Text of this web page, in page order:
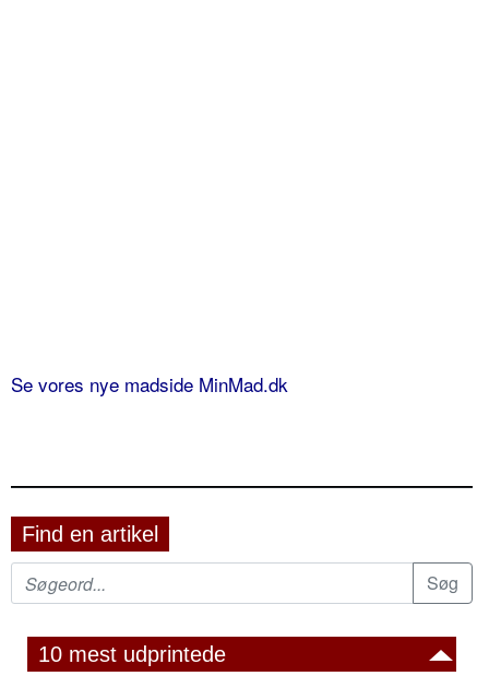
Se vores nye madside MinMad.dk
Find en artikel
10 mest udprintede